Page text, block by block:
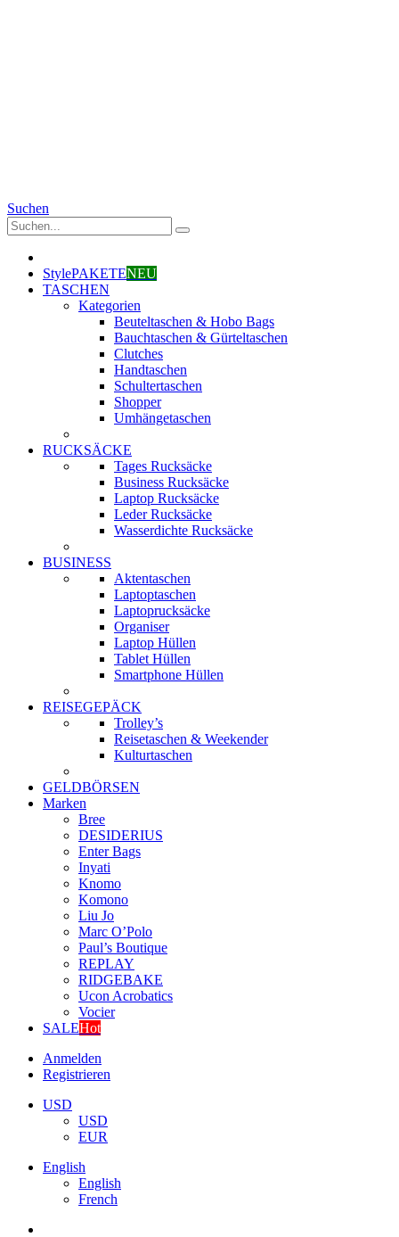
Suchen
StylePAKETENEU
TASCHEN
Kategorien
Beuteltaschen & Hobo Bags
Bauchtaschen & Gürteltaschen
Clutches
Handtaschen
Schultertaschen
Shopper
Umhängetaschen
RUCKSÄCKE
Tages Rucksäcke
Business Rucksäcke
Laptop Rucksäcke
Leder Rucksäcke
Wasserdichte Rucksäcke
BUSINESS
Aktentaschen
Laptoptaschen
Laptoprucksäcke
Organiser
Laptop Hüllen
Tablet Hüllen
Smartphone Hüllen
REISEGEPÄCK
Trolley’s
Reisetaschen & Weekender
Kulturtaschen
GELDBÖRSEN
Marken
Bree
DESIDERIUS
Enter Bags
Inyati
Knomo
Komono
Liu Jo
Marc O’Polo
Paul’s Boutique
REPLAY
RIDGEBAKE
Ucon Acrobatics
Vocier
SALEHot
Anmelden
Registrieren
USD
USD
EUR
English
English
French